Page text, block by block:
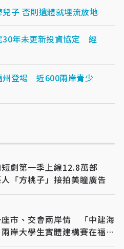
子 否則遺體就埋流放地
30年未更新投資協定 經
州登場 近600兩岸青少
劇第一季上線12.8萬部
「方桃子」接拍美瞳廣告
座市、交會兩岸情 「中建海
岸大學生實體建構賽在福州